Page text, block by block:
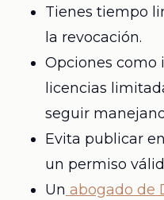
Tienes tiempo
la revocación.
Opciones
licencias
seguir
Evita publicar
un permiso
Un abogado de